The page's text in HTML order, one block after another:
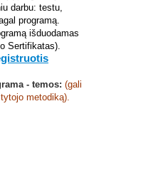
darbu: testu,
programą.
išduodamas
Sertifikatas).
- temos: (gali
metodiką).